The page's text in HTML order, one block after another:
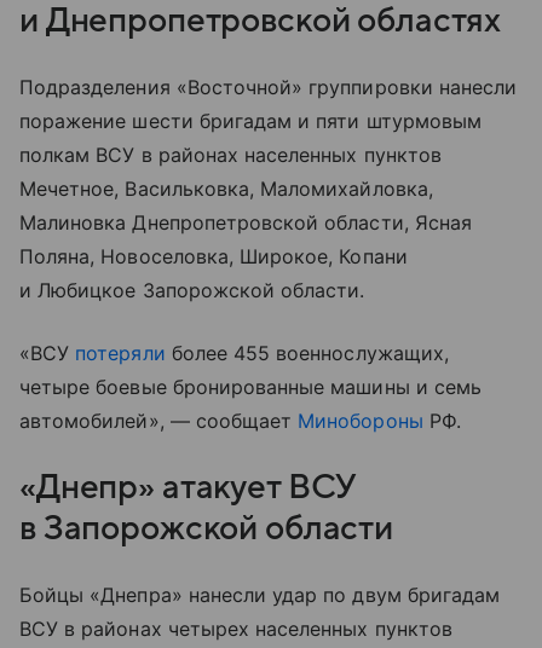
и Днепропетровской областях
Подразделения «Восточной» группировки нанесли
поражение шести бригадам и пяти штурмовым
полкам ВСУ в районах населенных пунктов
Мечетное, Васильковка, Маломихайловка,
Малиновка Днепропетровской области, Ясная
Поляна, Новоселовка, Широкое, Копани
и Любицкое Запорожской области.
«ВСУ потеряли более 455 военнослужащих,
четыре боевые бронированные машины и семь
автомобилей», — сообщает Минобороны РФ.
«Днепр» атакует ВСУ
в Запорожской области
Бойцы «Днепра» нанесли удар по двум бригадам
ВСУ в районах четырех населенных пунктов